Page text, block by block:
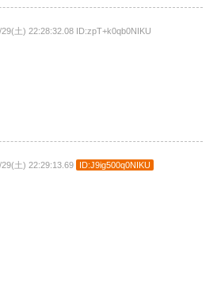
土) 22:28:32.08 ID:zpT+k0qb0NIKU
29(土) 22:29:13.69 ID:J9ig500q0NIKU